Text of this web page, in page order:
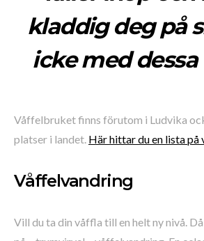
kladdig deg på
icke med dessa
Våffelbruket finns förutom i Ludvika
platser i landet. Här hittar du en lista på
Våffelvandring
Vill du ta din våffla till en helt ny nivå.